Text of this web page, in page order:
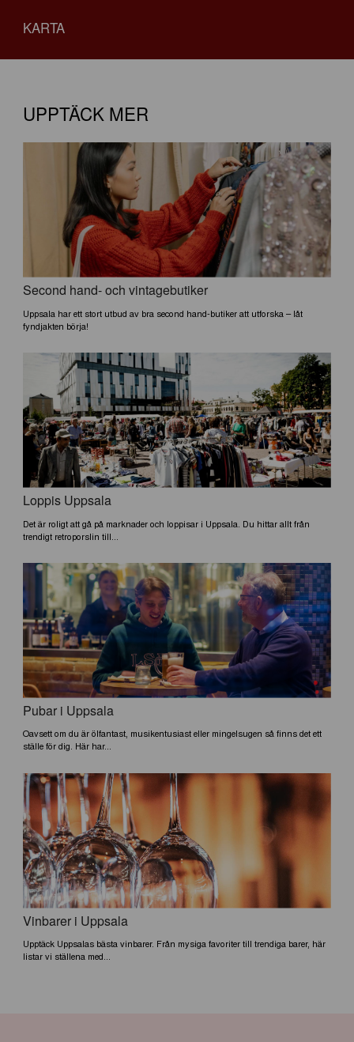
KARTA
UPPTÄCK MER
Second hand- och vintagebutiker
Uppsala har ett stort utbud av bra second hand-butiker att utforska – låt
fyndjakten börja!
Loppis Uppsala
Det är roligt att gå på marknader och loppisar i Uppsala. Du hittar allt från
trendigt retroporslin till...
Pubar i Uppsala
Oavsett om du är ölfantast, musikentusiast eller mingelsugen så finns det ett
ställe för dig. Här har...
Vinbarer i Uppsala
Upptäck Uppsalas bästa vinbarer. Från mysiga favoriter till trendiga barer, här
listar vi ställena med...